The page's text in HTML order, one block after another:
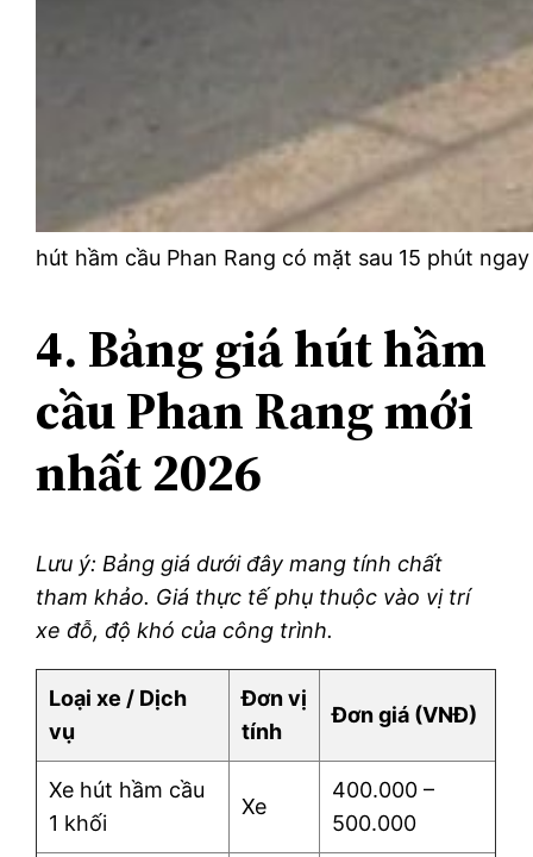
hút hầm cầu Phan Rang có mặt sau 15 phút
4. Bảng giá hút hầm
cầu Phan Rang mới
nhất 2026
Lưu ý: Bảng giá dưới đây mang tính chất
tham khảo. Giá thực tế phụ thuộc vào vị trí
xe đỗ, độ khó của công trình.
Loại xe / Dịch
vụ
Đơn vị
tính
Đơn giá (VNĐ)
Xe hút hầm cầu
1 khối
Xe
400.000 –
500.000